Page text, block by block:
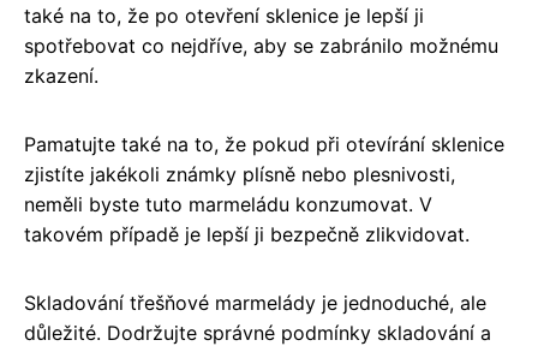
také na to, že po otevření sklenice je lepší ji
spotřebovat co nejdříve, aby se zabránilo možnému
zkazení.
Pamatujte také na to, že pokud při otevírání sklenice
zjistíte jakékoli známky plísně nebo plesnivosti,
neměli byste tuto marmeládu konzumovat. V
takovém případě je lepší ji bezpečně zlikvidovat.
Skladování třešňové marmelády je jednoduché, ale
důležité. Dodržujte správné podmínky skladování a